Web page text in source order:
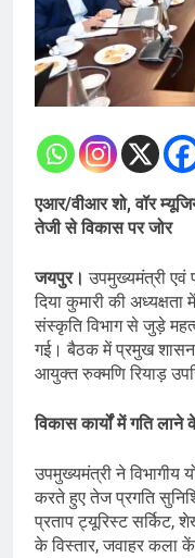
एआर/वीआर शो, वॉर
तेजी से विकास पर जोर
जयपुर।उपमुख्यमंत्री एवं
दिया कुमारी की
संस्कृति विभाग से जुड़े
गई। बैठक में प्रमुख शासन
आयुक्त रुक्मणि रियाड़
विकास कार्यों में गति लाने
उपमुख्यमंत्री ने विभागीय
करते हुए तेज प्रगति
प्रताप ट्यूरिस्ट सर्किट,
के विस्तार, जवाहर कला